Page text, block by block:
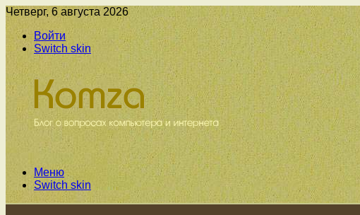
Четверг, 6 августа 2026
Войти
Switch skin
Меню
Switch skin